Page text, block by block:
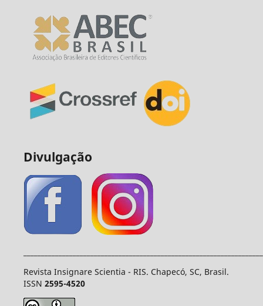
Divulgação
Revista Insignare Scientia - RIS. Chapecó, SC, Brasil.
ISSN 2595-4520